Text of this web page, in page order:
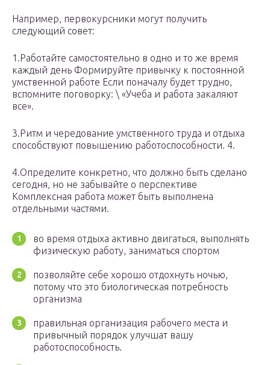
Например, первокурсники могут получить
следующий совет:
1.Работайте самостоятельно в одно и то же время
каждый день Формируйте привычку к постоянной
умственной работе Если поначалу будет трудно,
вспомните поговорку: \ «Учеба и работа закаляют
все».
3.Ритм и чередование умственного труда и отдыха
способствуют повышению работоспособности. 4.
4.Определите конкретно, что должно быть сделано
сегодня, но не забывайте о перспективе
Комплексная работа может быть выполнена
отдельными частями.
во время отдыха активно двигаться, выполнять
физическую работу, заниматься спортом
позволяйте себе хорошо отдохнуть ночью,
потому что это биологическая потребность
организма
правильная организация рабочего места и
привычный порядок улучшат вашу
работоспособность.